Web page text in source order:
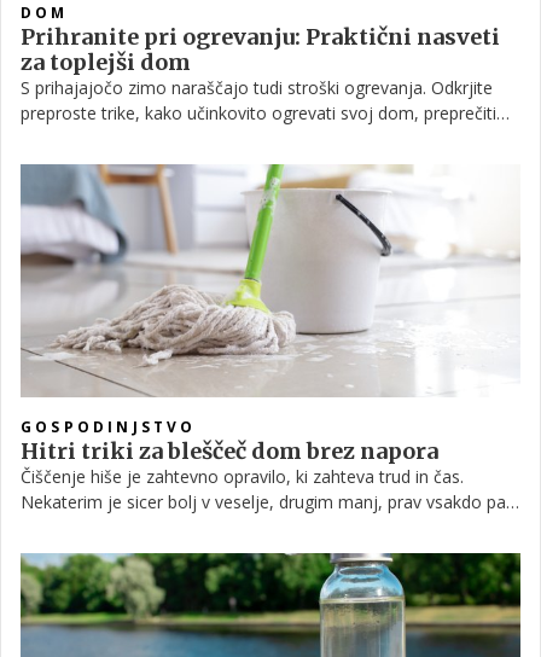
DOM
Prihranite pri ogrevanju: Praktični nasveti
za toplejši dom
S prihajajočo zimo naraščajo tudi stroški ogrevanja. Odkrjite
preproste trike, kako učinkovito ogrevati svoj dom, preprečiti
udobje sebe in svojih najdražjih.
GOSPODINJSTVO
Hitri triki za bleščeč dom brez napora
Čiščenje hiše je zahtevno opravilo, ki zahteva trud in čas.
Nekaterim je sicer bolj v veselje, drugim manj, prav vsakdo pa
opravljeno. Predstavljamo nekaj najboljših, s katerimi se bo
hiša očistila, medtem ko boste vi počeli kaj pametnejšega.